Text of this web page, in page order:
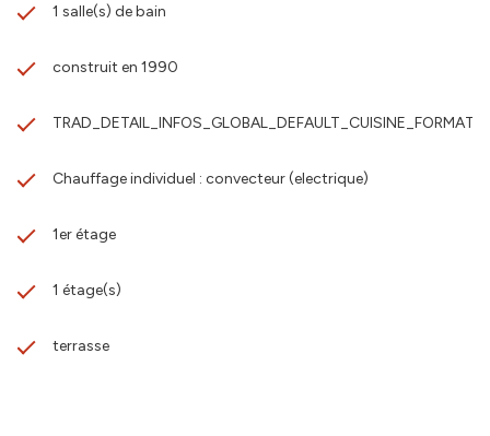
1 salle(s) de bain
construit en 1990
Chauffage individuel : convecteur (electrique)
1er étage
1 étage(s)
terrasse